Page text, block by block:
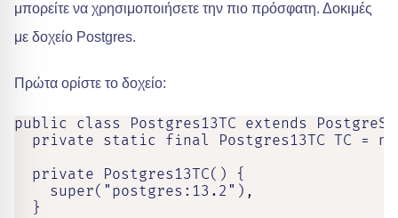
μπορείτε να χρησιμοποιήσετε την πιο πρόσφατη. Δοκιμές
με δοχείο Postgres.
Πρώτα ορίστε το δοχείο:
public class Postgres13TC extends
private static final Postgres13TC TC =
  private Postgres13TC() {
    super("postgres:13.2"),
  }